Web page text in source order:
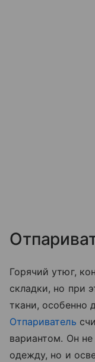
Горячий утюг,
складки, но при
ткани, особенно
Отпариватель
вариантом. Он
одежду, но и